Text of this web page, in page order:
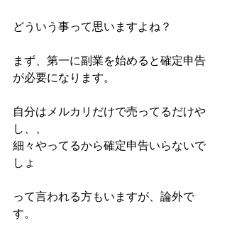
どういう事って思いますよね？
まず、第一に副業を始めると確定申告
が必要になります。
自分はメルカリだけで売ってるだけや
し、、
細々やってるから確定申告いらないで
しょ
って言われる方もいますが、論外で
す。